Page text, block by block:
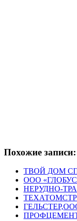
Похожие записи:
ТВОЙ ДОМ
ООО
НЕРУДНО-